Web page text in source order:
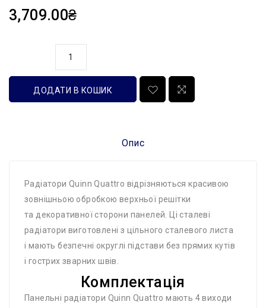
3,709.00₴
ДОДАТИ В КОШИК
Опис
Радіатори Quinn Quattro відрізняються красивою
зовнішньою обробкою верхньої решітки
та декоративної сторони панелей. Ці сталеві
радіатори виготовлені з цільного сталевого листа
і мають безпечні округлі підстави без прямих кутів
і гострих зварних швів.
Комплектація
Панельні радіатори Quinn Quattro мають 4 виходи